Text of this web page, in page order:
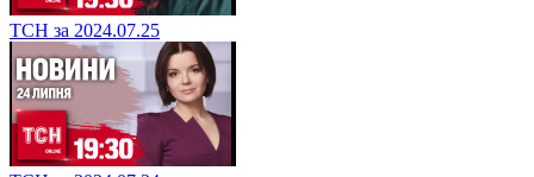
ТСН за 2024.07.25